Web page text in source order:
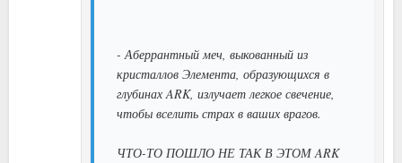
- Аберрантный меч, выкованный из
кристаллов Элемента, образующихся в
глубинах ARK, излучает легкое свечение,
чтобы вселить страх в ваших врагов.
ЧТО-ТО ПОШЛО НЕ ТАК В ЭТОМ ARK